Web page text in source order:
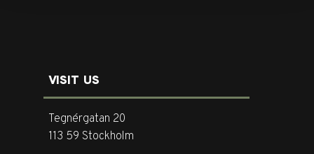
VISIT US
Tegnérgatan 20
113 59 Stockholm